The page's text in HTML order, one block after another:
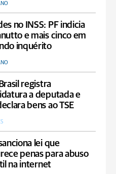
no INSS: PF indicia
e mais cinco em
inquérito
registra
a deputada e
bens ao TSE
lei que
penas para abuso
na internet